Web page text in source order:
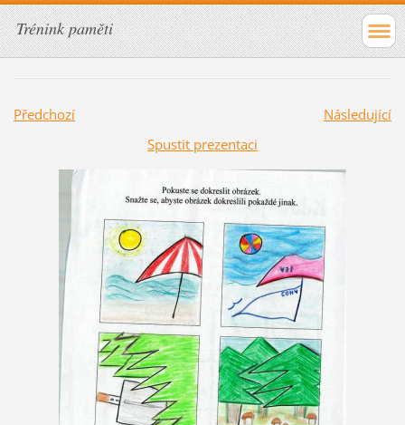
Trénink paměti
Předchozí
Následující
Spustit prezentaci